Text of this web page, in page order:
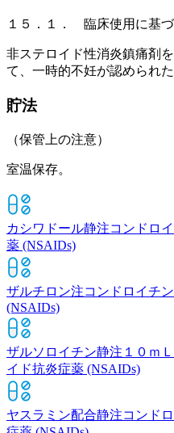
１５．１． 臨床使用に基
非ステロイド性消炎鎮痛剤
て、一時的不妊が認められ
貯法
（保管上の注意）
室温保存。
カシワドール静注コンドロ
薬 (NSAIDs)
ザルチロン注コンドロイチ
(NSAIDs)
ザルソロイチン静注１０ｍＬ
イド抗炎症薬 (NSAIDs)
ヤスラミン配合静注コンド